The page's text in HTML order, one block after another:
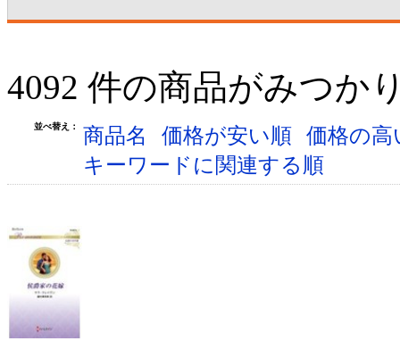
4092 件の商品がみつか
並べ替え： 商品名 価格が安い順 価格の
キーワードに関連する順